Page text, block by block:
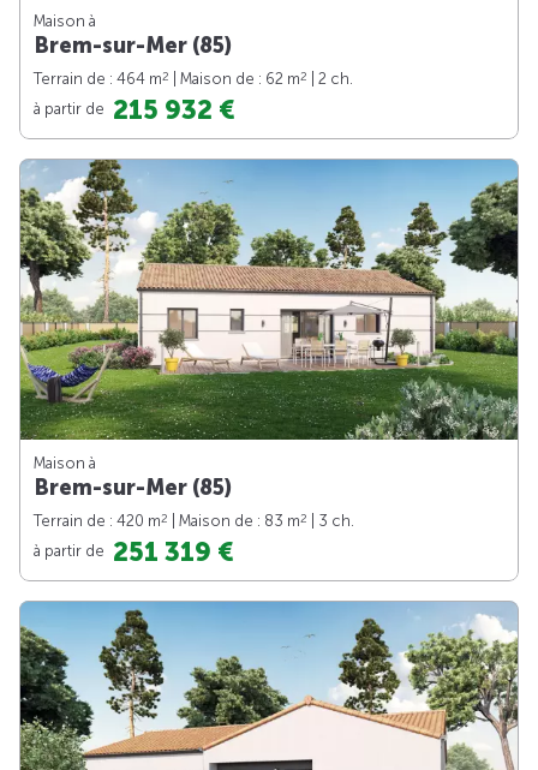
Maison à
Brem-sur-Mer (85)
Terrain de : 464 m2 | Maison de : 62 m2
| 2 ch.
à partir de 215 932 €
Maison à
Brem-sur-Mer (85)
Terrain de : 420 m2 | Maison de : 83 m2
| 3 ch.
à partir de 251 319 €